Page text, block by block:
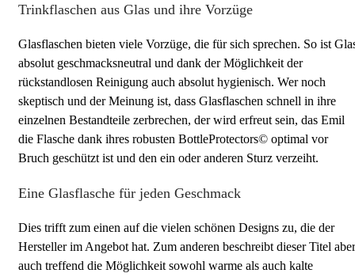
Trinkflaschen aus Glas und ihre Vorzüge
Glasflaschen bieten viele Vorzüge, die für sich sprechen. So ist
absolut geschmacksneutral und dank der Möglichkeit der
rückstandlosen Reinigung auch absolut hygienisch. Wer noch
skeptisch und der Meinung ist, dass Glasflaschen schnell in ihre
einzelnen Bestandteile zerbrechen, der wird erfreut sein, das Emil
die Flasche dank ihres robusten BottleProtectors© optimal vor
Bruch geschützt ist und den ein oder anderen Sturz verzeiht.
Eine Glasflasche für jeden Geschmack
Dies trifft zum einen auf die vielen schönen Designs zu, die der
Hersteller im Angebot hat. Zum anderen beschreibt dieser Titel aber
auch treffend die Möglichkeit sowohl warme als auch kalte